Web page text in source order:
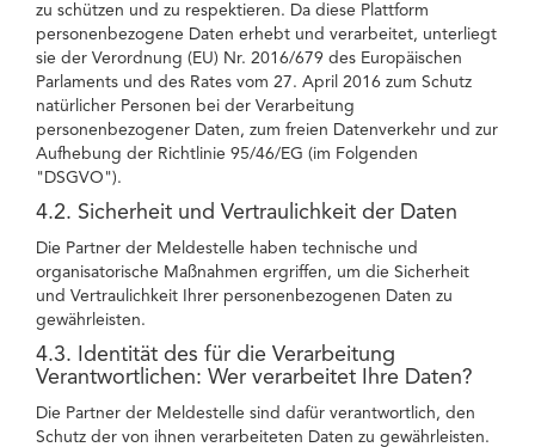
zu schützen und zu respektieren. Da diese Plattform
personenbezogene Daten erhebt und verarbeitet, unterliegt
sie der Verordnung (EU) Nr. 2016/679 des Europäischen
Parlaments und des Rates vom 27. April 2016 zum Schutz
natürlicher Personen bei der Verarbeitung
personenbezogener Daten, zum freien Datenverkehr und zur
Aufhebung der Richtlinie 95/46/EG (im Folgenden
"DSGVO").
4.2. Sicherheit und Vertraulichkeit der Daten
Die Partner der Meldestelle haben technische und
organisatorische Maßnahmen ergriffen, um die Sicherheit
und Vertraulichkeit Ihrer personenbezogenen Daten zu
gewährleisten.
4.3. Identität des für die Verarbeitung
Verantwortlichen: Wer verarbeitet Ihre Daten?
Die Partner der Meldestelle sind dafür verantwortlich, den
Schutz der von ihnen verarbeiteten Daten zu gewährleisten.